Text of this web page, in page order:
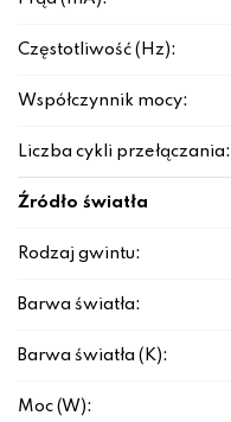
Częstotliwość (Hz):
Współczynnik mocy:
Liczba cykli przełączania:
Źródło światła
Rodzaj gwintu:
Barwa światła:
Barwa światła (K):
Moc (W):